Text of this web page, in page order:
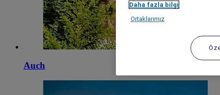
Auch
Daha fazla bilgi
Ortaklarımız